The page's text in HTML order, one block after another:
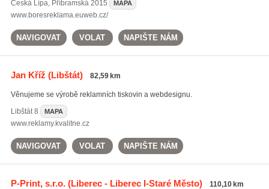
Česká Lípa, Příbramská 2015 MAPA
www.boresreklama.euweb.cz/
NAVIGOVAT VOLAT NAPIŠTE NÁM
Jan Kříž (Libštát) 82,59 km
Věnujeme se výrobě reklamních tiskovin a webdesignu.
Libštát8 MAPA
www.reklamy.kvalitne.cz
NAVIGOVAT VOLAT NAPIŠTE NÁM
P-Print, s.r.o.(Liberec - Liberec I-Staré Město) 110,10 km